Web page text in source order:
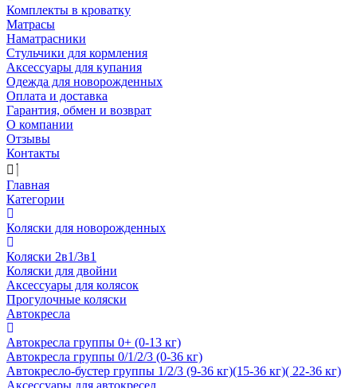
Комплекты в кроватку
Матрасы
Наматрасники
Стульчики для кормления
Аксессуары для купания
Одежда для новорожденных
Оплата и доставка
Гарантия, обмен и возврат
О компании
Отзывы
Контакты
Главная
Категории
Коляски для новорожденных
Коляски 2в1/3в1
Коляски для двойни
Аксессуары для колясок
Прогулочные коляски
Автокресла
Автокресла группы 0+ (0-13 кг)
Автокресла группы 0/1/2/3 (0-36 кг)
Автокресло-бустер группы 1/2/3 (9-36 кг)(15-36 кг)( 22-36 кг)
Аксессуары для автокресел